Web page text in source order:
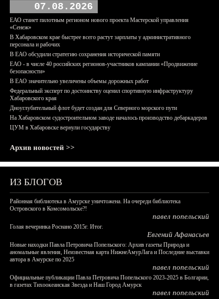
07.08.2026
ЕАО станет пилотным регионом нового проекта Мастерской управления
«Сенеж»
В Хабаровском крае быстрее всего растут зарплаты у административного
персонала и рабочих
В ЕАО обсудили стратегию сохранения исторической памяти
ЕАО - в числе 40 российских регионов-участников кампании «Продвижение
безопасности»
В ЕАО значительно увеличены объемы дорожных работ
Федеральный эксперт по достоинству оценил спортивную инфраструктуру
Хабаровского края
Дноуглубительный флот будет создан для Северного морского пути
На Хабаровском судостроительном заводе началось производство дебаркадеров
ЦУМ в Хабаровске вернули государству
Архив новостей >>
ИЗ БЛОГОВ
Районная библиотека в Амурске уничтожена. На очереди библиотека
Островского в Комсомольске?!
павел попельский
Голая вечеринка Роснано 2015г. Итог.
Евгений Афанасьев
Новые находки Павла Петровича Попельского: Архив газеты Природа и
аномальные явления, Неизвестная карта НижнеАмурЛага и Последние выставки
автора в Амурске по 2025
павел попельский
Официальные публикации Павла Петровича Попельского 2023-2025 в Болгарии,
в газетах Тихоокеанская Звезда и Наш Город Амурск
павел попельский